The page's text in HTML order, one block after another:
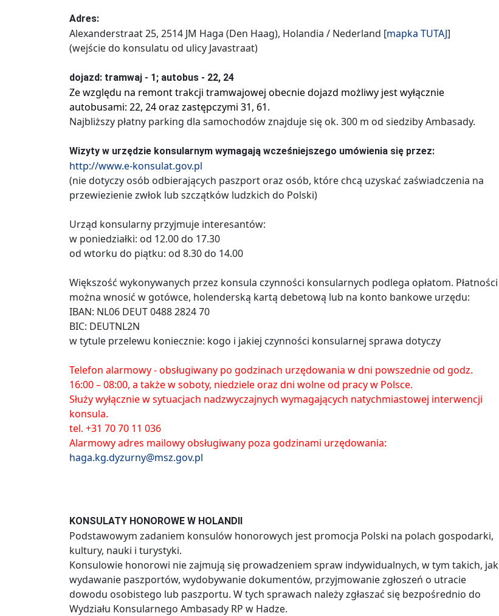
Adres:
Alexanderstraat 25, 2514 JM Haga (Den Haag), Holandia / Nederland [mapka TUTAJ]
(wejście do konsulatu od ulicy Javastraat)
dojazd: tramwaj - 1; autobus - 22, 24
Ze względu na remont trakcji tramwajowej obecnie dojazd możliwy jest wyłącznie
autobusami: 22, 24 oraz zastępczymi 31, 61.
Najbliższy płatny parking dla samochodów znajduje się ok. 300 m od siedziby Ambasady.
Wizyty w urzędzie konsularnym wymagają wcześniejszego umówienia się przez:
http://www.e-konsulat.gov.pl
(nie dotyczy osób odbierających paszport oraz osób, które chcą uzyskać zaświadczenia na
przewiezienie zwłok lub szczątków ludzkich do Polski)
Urząd konsularny przyjmuje interesantów:
w poniedziałki: od 12.00 do 17.30
od wtorku do piątku: od 8.30 do 14.00
Większość wykonywanych przez konsula czynności konsularnych podlega opłatom. Płatności
można wnosić w gotówce, holenderską kartą debetową lub na konto bankowe urzędu:
IBAN: NL06 DEUT 0488 2824 70
BIC: DEUTNL2N
w tytule przelewu koniecznie: kogo i jakiej czynności konsularnej sprawa dotyczy
Telefon alarmowy - obsługiwany po godzinach urzędowania w dni powszednie od godz.
16:00 – 08:00, a także w soboty, niedziele oraz dni wolne od pracy w Polsce.
Służy wyłącznie w sytuacjach nadzwyczajnych wymagających natychmiastowej interwencji
konsula.
tel. +31 70 70 11 036
Alarmowy adres mailowy obsługiwany poza godzinami urzędowania:
haga.kg.dyzurny@msz.gov.pl
KONSULATY HONOROWE W HOLANDII
Podstawowym zadaniem konsulów honorowych jest promocja Polski na polach gospodarki,
kultury, nauki i turystyki.
Konsulowie honorowi nie zajmują się prowadzeniem spraw indywidualnych, w tym takich, jak
wydawanie paszportów, wydobywanie dokumentów, przyjmowanie zgłoszeń o utracie
dowodu osobistego lub paszportu. W tych sprawach należy zgłaszać się bezpośrednio do
Wydziału Konsularnego Ambasady RP w Hadze.